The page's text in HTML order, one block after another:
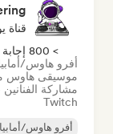
قناة
> 800 إجابة تم تقديمها
أفرو هاوس/
موسيقى هاوس
Twitch
أفرو هاوس/